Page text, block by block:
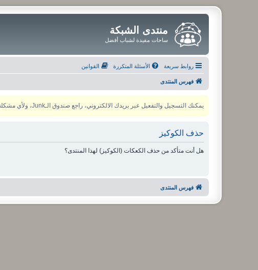
منتدى الشبكة
ساحات مفيدة لشباب أفضل
روابط سريعة الأسئلة المتكررة القوانين
فهرس المنتدى
يمكنك التسجيل والتفعيل عبر بريدك الالكتروني، راجع صندوق الـJunk، ولأي مشكلة يمكنك التواصل مع مدير المنتدى عبر أي من وسائل التواصل الاجتماعي
حذف الكوكيز
هل أنت متأكد من حذف الكعكات (الكوكيز) لهذا المنتدى؟
فهرس المنتدى